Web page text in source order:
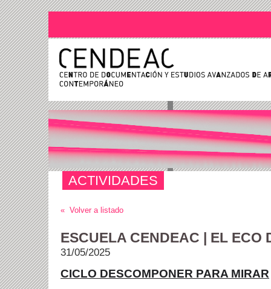
ACTIVIDADES
« Volver a listado
ESCUELA CENDEAC | EL ECO
31/05/2025
CICLO DESCOMPONER PARA MIRAR